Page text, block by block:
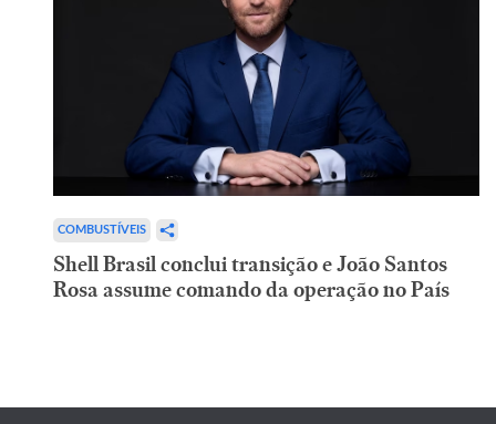
COMBUSTÍVEIS
Shell Brasil conclui transição e João Santos
Rosa assume comando da operação no País